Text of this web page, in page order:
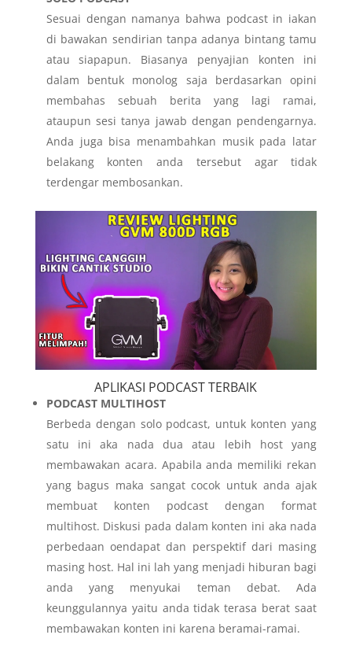
Sesuai dengan namanya bahwa podcast in iakan
di bawakan sendirian tanpa adanya bintang tamu
atau siapapun. Biasanya penyajian konten ini
dalam bentuk monolog saja berdasarkan opini
membahas sebuah berita yang lagi ramai,
ataupun sesi tanya jawab dengan pendengarnya.
Anda juga bisa menambahkan musik pada latar
belakang konten anda tersebut agar tidak
terdengar membosankan.
APLIKASI PODCAST TERBAIK
PODCAST MULTIHOST
Berbeda dengan solo podcast, untuk konten yang
satu ini aka nada dua atau lebih host yang
membawakan acara. Apabila anda memiliki rekan
yang bagus maka sangat cocok untuk anda ajak
membuat konten podcast dengan format
multihost. Diskusi pada dalam konten ini aka nada
perbedaan oendapat dan perspektif dari masing
masing host. Hal ini lah yang menjadi hiburan bagi
anda yang menyukai teman debat. Ada
keunggulannya yaitu anda tidak terasa berat saat
membawakan konten ini karena beramai-ramai.